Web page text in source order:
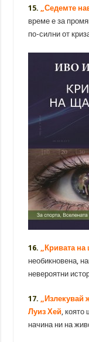
15. „Седемте
време е за
по-силни от
16. „Кривата
необикновена,
невероятни
17. „Излекувай
Луиз Хей ,
начина ни на